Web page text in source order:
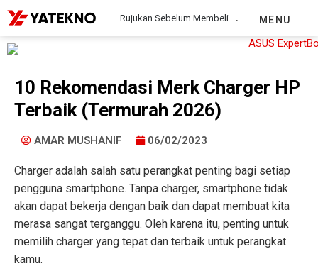
Rujukan Sebelum Membeli MENU
10 Rekomendasi Merk Charger HP
Terbaik (Termurah 2026)
AMAR MUSHANIF 06/02/2023
Charger adalah salah satu perangkat penting bagi setiap
pengguna smartphone. Tanpa charger, smartphone tidak
akan dapat bekerja dengan baik dan dapat membuat kita
merasa sangat terganggu. Oleh karena itu, penting untuk
memilih charger yang tepat dan terbaik untuk perangkat
kamu.